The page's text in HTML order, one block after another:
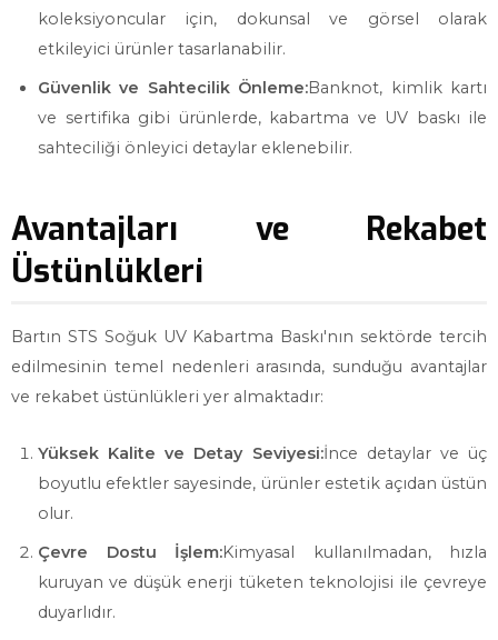
koleksiyoncular için, dokunsal ve görsel olarak
etkileyici ürünler tasarlanabilir.
Güvenlik ve Sahtecilik Önleme:Banknot, kimlik kartı
ve sertifika gibi ürünlerde, kabartma ve UV baskı ile
sahteciliği önleyici detaylar eklenebilir.
Avantajları ve Rekabet
Üstünlükleri
Bartın STS Soğuk UV Kabartma Baskı'nın sektörde tercih
edilmesinin temel nedenleri arasında, sunduğu avantajlar
ve rekabet üstünlükleri yer almaktadır:
Yüksek Kalite ve Detay Seviyesi:İnce detaylar ve üç
boyutlu efektler sayesinde, ürünler estetik açıdan üstün
olur.
Çevre Dostu İşlem:Kimyasal kullanılmadan, hızla
kuruyan ve düşük enerji tüketen teknolojisi ile çevreye
duyarlıdır.